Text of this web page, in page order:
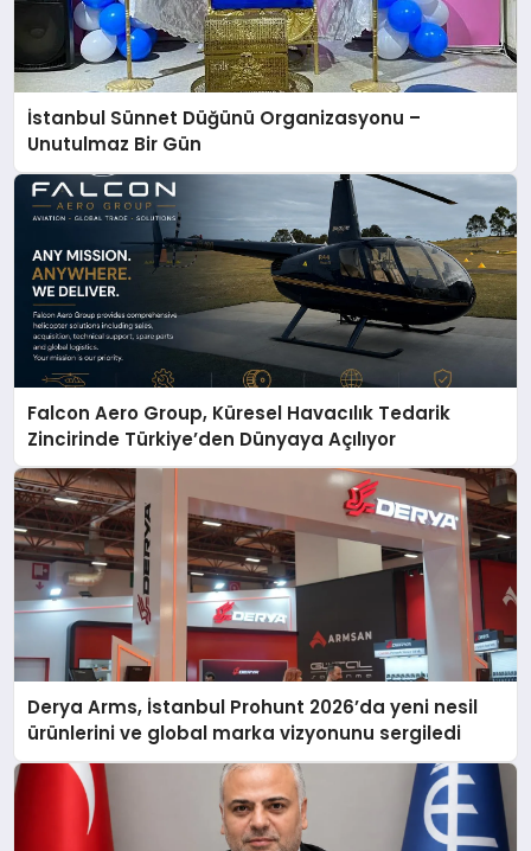
İstanbul Sünnet Düğünü Organizasyonu –
Unutulmaz Bir Gün
Falcon Aero Group, Küresel Havacılık Tedarik
Zincirinde Türkiye’den Dünyaya Açılıyor
Derya Arms, İstanbul Prohunt 2026’da yeni nesil
ürünlerini ve global marka vizyonunu sergiledi